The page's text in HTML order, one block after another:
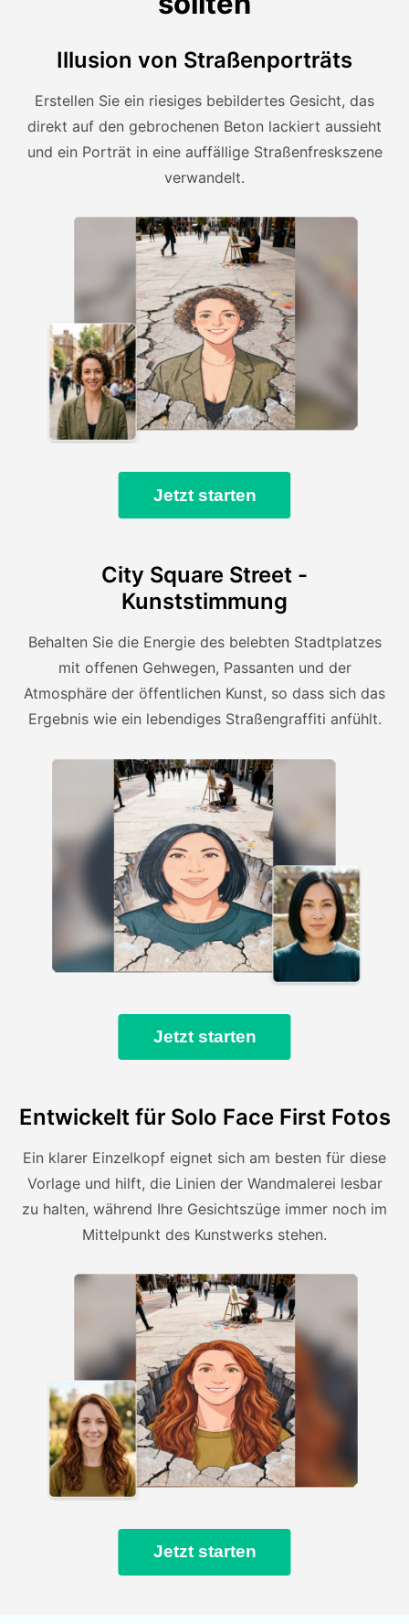
Illusion von Straßenporträts
Erstellen Sie ein riesiges bebildertes Gesicht, das
direkt auf den gebrochenen Beton lackiert aussieht
und ein Porträt in eine auffällige Straßenfreskszene
verwandelt.
Jetzt starten
City Square Street -
Kunststimmung
Behalten Sie die Energie des belebten Stadtplatzes
mit offenen Gehwegen, Passanten und der
Atmosphäre der öffentlichen Kunst, so dass sich das
Ergebnis wie ein lebendiges Straßengraffiti anfühlt.
Jetzt starten
Entwickelt für Solo Face First Fotos
Ein klarer Einzelkopf eignet sich am besten für diese
Vorlage und hilft, die Linien der Wandmalerei lesbar
zu halten, während Ihre Gesichtszüge immer noch im
Mittelpunkt des Kunstwerks stehen.
Jetzt starten